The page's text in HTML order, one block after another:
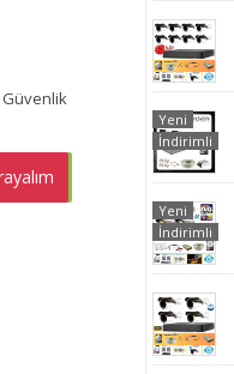
Güvenlik
AL
Yeni
İndirimli
Yeni
İndirimli